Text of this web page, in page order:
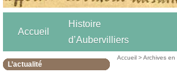
Accueil
Histoire
d’Aubervilliers
L’actualité
Accueil >Archives en